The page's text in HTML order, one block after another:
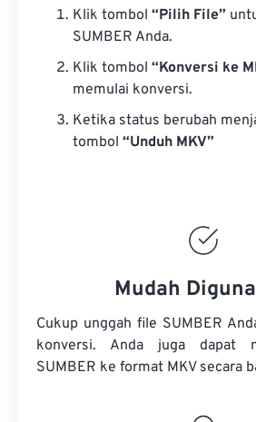
Klik tombol “Pilih File”
SUMBER Anda.
Klik tombol “Konversi ke
memulai konversi.
Ketika status berubah
tombol “Unduh MKV”
Mudah
Cukup unggah file SUMBER
konversi. Anda juga dapat
SUMBER ke format MKV secara